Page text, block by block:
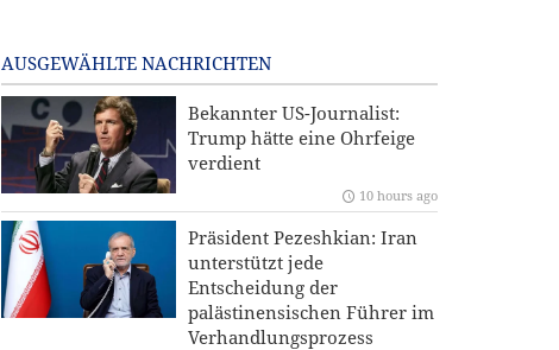
AUSGEWÄHLTE NACHRICHTEN
Bekannter US-Journalist:
Trump hätte eine Ohrfeige
verdient
10 hours ago
Präsident Pezeshkian: Iran
unterstützt jede
Entscheidung der
palästinensischen Führer im
Verhandlungsprozess